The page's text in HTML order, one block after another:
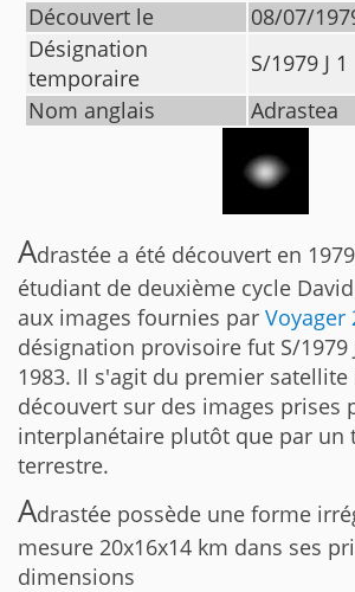
Découvert le
08/07/
Désignation
temporaire
S/1979 J 1
Nom anglais
Adrastea
Adrastée a été découvert en
étudiant de deuxième cycle
aux images fournies par Voyager
désignation provisoire fut S/1979
1983. Il s'agit du premier satellite
découvert sur des images prises
interplanétaire plutôt que par un
terrestre.
Adrastée possède une forme
mesure 20x16x14 km dans ses
dimensions